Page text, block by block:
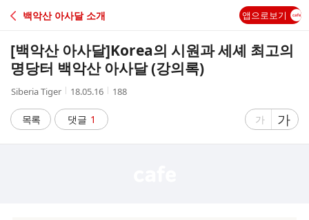
C
A
백악산 아사달 소개 앱으로보기
[백악산 아사달]Korea의 시원과 세셰 최고의
명당터 백악산 아사달 (강의록)
작
자
Siberia Tiger
작
시
간
18.05.16
조
188
목록 댓글 1
글
가
글
자
가